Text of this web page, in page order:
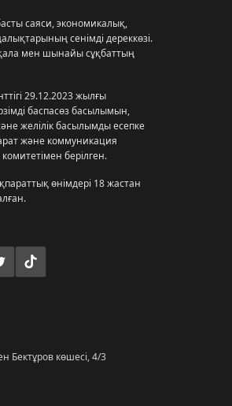
басты саяси, экономикалық,
сенімді дереккөзі.
мен шынайы сұқбаттың
29.12.2023 жылғы
баспасөз басылымын,
желілік басылымды есепке
және коммуникация
берілген.
өнімдері 18 жастан
Бектұров көшесі, 4/3